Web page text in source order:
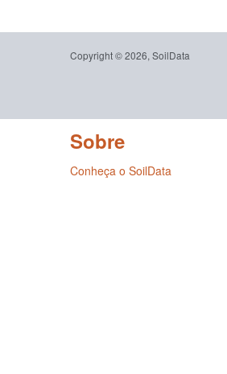
Copyright © 2026, SoilData
Sobre
Conheça o SoilData